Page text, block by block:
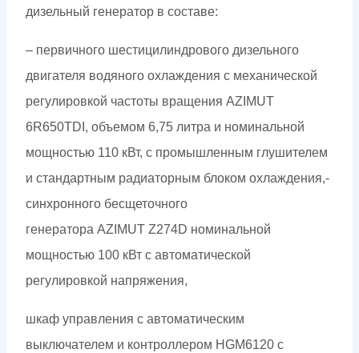
дизельный генератор в составе:
– первичного шестицилиндрового дизельного
двигателя водяного охлаждения с механической
регулировкой частоты вращения AZIMUT
6R650TDI, объемом 6,75 литра и номинальной
мощностью 110 кВт, с промышленным глушителем
и стандартным радиаторным блоком охлаждения,-
синхронного бесщеточного
генератора AZIMUT Z274D номинальной
мощностью 100 кВт c автоматической
регулировкой напряжения,
шкаф управления с автоматическим
выключателем и контроллером HGM6120 с